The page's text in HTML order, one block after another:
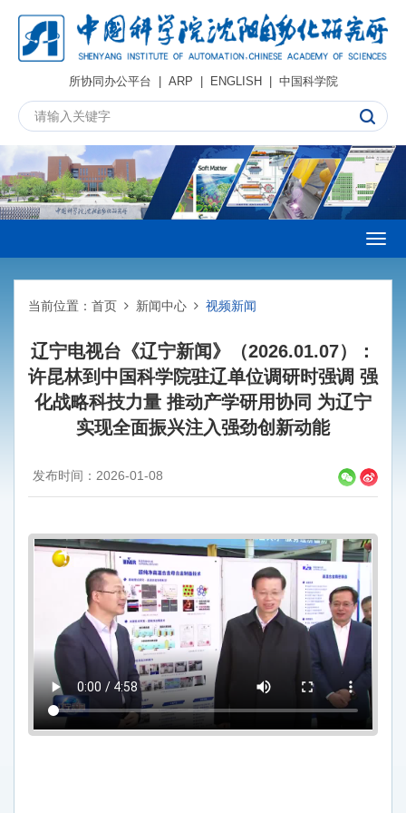
所协同办公平台 | ARP | ENGLISH| 中国科学院
当前位置： 首页 新闻中心 视频新闻
辽宁电视台《辽宁新闻》（2026.01.07）：
许昆林到中国科学院驻辽单位调研时强调 强
化战略科技力量 推动产学研用协同 为辽宁
实现全面振兴注入强劲创新动能
发布时间：2026-01-08